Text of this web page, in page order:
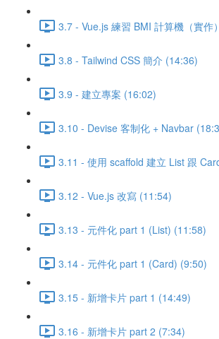
3.7 - Vue.js 練習 BMI 計算機（實作
3.8 - Tailwind CSS 簡介 (14:36)
3.9 - 建立專案 (16:02)
3.10 - Devise 客制化 + Navbar
3.11 - 使用 scaffold 建立 List 跟
3.12 - Vue.js 改寫 (11:54)
3.13 - 元件化 part 1 (List) (11:58)
3.14 - 元件化 part 1 (Card) (9:50)
3.15 - 新增卡片 part 1 (14:49)
3.16 - 新增卡片 part 2 (7:34)